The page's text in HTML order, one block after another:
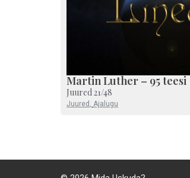
Martin Luther – 95 teesi
Juured 21/48
Juured , Ajalugu